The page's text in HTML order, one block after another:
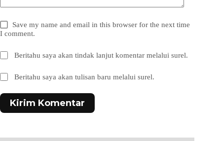
Save my name and email in this browser for the next time
I comment.
Beritahu saya akan tindak lanjut komentar melalui surel.
Beritahu saya akan tulisan baru melalui surel.
Kirim Komentar